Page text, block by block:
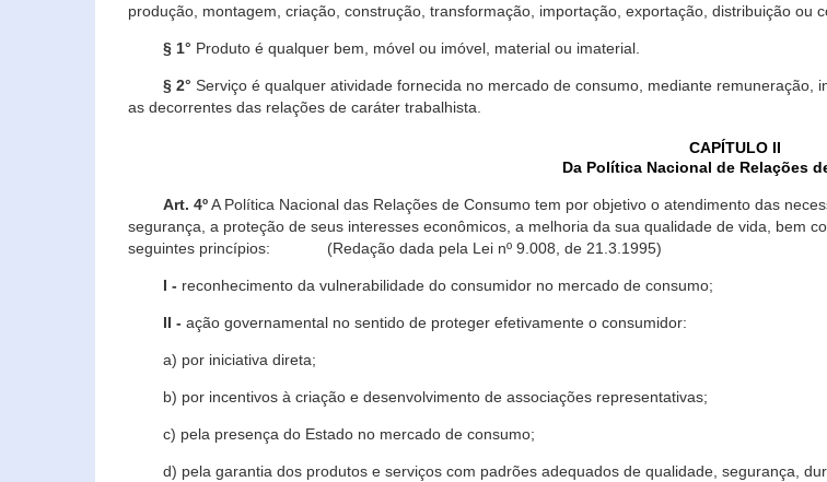
produção, montagem, criação, construção, transformação, importação, exportação, distribuição ou
§ 1° Produto é qualquer bem, móvel ou imóvel, material ou imaterial.
§ 2° Serviço é qualquer atividade fornecida no mercado de consumo, mediante
as decorrentes das relações de caráter trabalhista.
CAPÍTULO II
Da Política Nacional de Relações
Art. 4ºA Política Nacional das Relações de Consumo tem por objetivo o atendimento das
segurança, a proteção de seus interesses econômicos, a melhoria da sua qualidade de vida, bem
seguintes princípios: (Redação dada pela Lei nº 9.008, de 21.3.1995)
I - reconhecimento da vulnerabilidade do consumidor no mercado de consumo;
II - ação governamental no sentido de proteger efetivamente o consumidor:
a) por iniciativa direta;
b) por incentivos à criação e desenvolvimento de associações representativas;
c) pela presença do Estado no mercado de consumo;
d) pela garantia dos produtos e serviços com padrões adequados de qualidade, segurança,